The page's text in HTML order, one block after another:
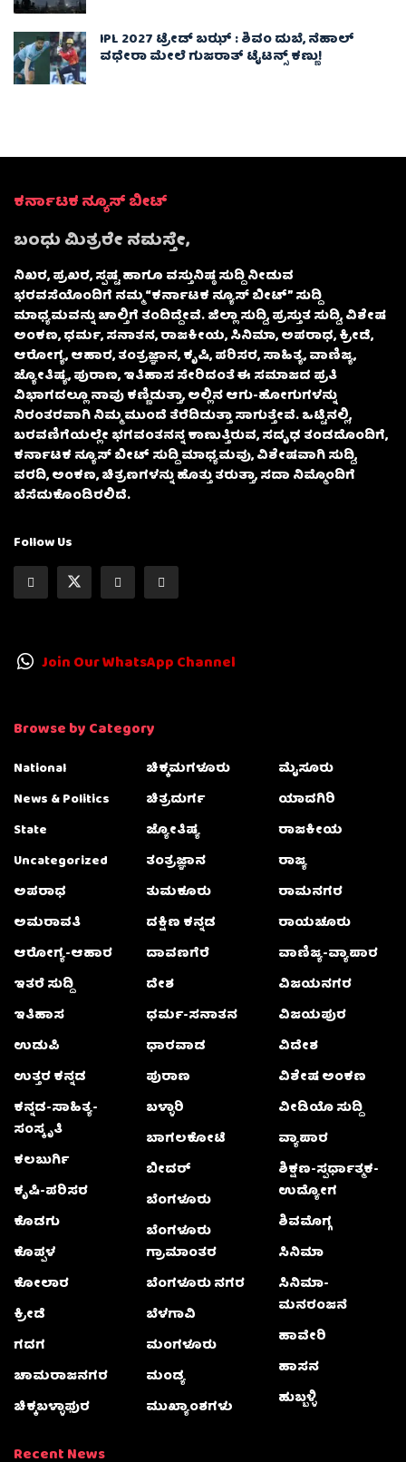
IPL 2027 ಟ್ರೇಡ್‌ ಬಝ್ : ಶಿವಂ ದುಬೆ, ನೆಹಾಲ್
ವಧೇರಾ ಮೇಲೆ ಗುಜರಾತ್ ಟೈಟನ್ಸ್ ಕಣ್ಣು!
ಕರ್ನಾಟಕ ನ್ಯೂಸ್ ಬೀಟ್
ಬಂಧು ಮಿತ್ರರೇ ನಮಸ್ತೇ,
ನಿಖರ, ಪ್ರಖರ, ಸ್ಪಷ್ಟ ಹಾಗೂ ವಸ್ತುನಿಷ್ಠ ಸುದ್ದಿ ನೀಡುವ
ಭರವಸೆಯೊಂದಿಗೆ ನಮ್ಮ “ಕರ್ನಾಟಕ ನ್ಯೂಸ್ ಬೀಟ್” ಸುದ್ದಿ
ಮಾಧ್ಯಮವನ್ನು ಚಾಲ್ತಿಗೆ ತಂದಿದ್ದೇವೆ. ಜಿಲ್ಲಾ ಸುದ್ದಿ, ಪ್ರಸ್ತುತ ಸುದ್ದಿ, ವಿಶೇಷ
ಅಂಕಣ, ಧರ್ಮ, ಸನಾತನ, ರಾಜಕೀಯ, ಸಿನಿಮಾ, ಅಪರಾಧ, ಕ್ರೀಡೆ,
ಆರೋಗ್ಯ, ಆಹಾರ, ತಂತ್ರಜ್ಞಾನ, ಕೃಷಿ, ಪರಿಸರ, ಸಾಹಿತ್ಯ, ವಾಣಿಜ್ಯ,
ಜ್ಯೋತಿಷ್ಯ, ಪುರಾಣ, ಇತಿಹಾಸ ಸೇರಿದಂತೆ ಈ ಸಮಾಜದ ಪ್ರತಿ
ವಿಭಾಗದಲ್ಲೂ ನಾವು ಕಣ್ಣಿಡುತ್ತಾ, ಅಲ್ಲಿನ ಆಗು-ಹೋಗುಗಳನ್ನು
ನಿರಂತರವಾಗಿ ನಿಮ್ಮ ಮುಂದೆ ತೆರೆದಿಡುತ್ತಾ ಸಾಗುತ್ತೇವೆ. ಒಟ್ಟಿನಲ್ಲಿ,
ಬರವಣಿಗೆಯಲ್ಲೇ ಭಗವಂತನನ್ನ ಕಾಣುತ್ತಿರುವ, ಸದೃಢ ತಂಡದೊಂದಿಗೆ,
ಕರ್ನಾಟಕ ನ್ಯೂಸ್ ಬೀಟ್ ಸುದ್ದಿ ಮಾಧ್ಯಮವು, ವಿಶೇಷವಾಗಿ ಸುದ್ದಿ,
ವರದಿ, ಅಂಕಣ, ಚಿತ್ರಣಗಳನ್ನು ಹೊತ್ತು ತರುತ್ತಾ, ಸದಾ ನಿಮ್ಮೊಂದಿಗೆ
ಬೆಸೆದುಕೊಂಡಿರಲಿದೆ.
Follow Us
Join Our WhatsApp Channel
Browse by Category
National
News & Politics
State
Uncategorized
ಅಪರಾಧ
ಅಮರಾವತಿ
ಆರೋಗ್ಯ-ಆಹಾರ
ಇತರೆ ಸುದ್ದಿ
ಇತಿಹಾಸ
ಉಡುಪಿ
ಉತ್ತರ ಕನ್ನಡ
ಕನ್ನಡ-ಸಾಹಿತ್ಯ-
ಸಂಸ್ಕೃತಿ
ಕಲಬುರ್ಗಿ
ಕೃಷಿ-ಪರಿಸರ
ಕೊಡಗು
ಕೊಪ್ಪಳ
ಕೋಲಾರ
ಕ್ರೀಡೆ
ಗದಗ
ಚಾಮರಾಜನಗರ
ಚಿಕ್ಕಬಳ್ಳಾಫುರ
ಚಿಕ್ಕಮಗಳೂರು
ಚಿತ್ರದುರ್ಗ
ಜ್ಯೋತಿಷ್ಯ
ತಂತ್ರಜ್ಞಾನ
ತುಮಕೂರು
ದಕ್ಷಿಣ ಕನ್ನಡ
ದಾವಣಗೆರೆ
ದೇಶ
ಧರ್ಮ-ಸನಾತನ
ಧಾರವಾಡ
ಪುರಾಣ
ಬಳ್ಳಾರಿ
ಬಾಗಲಕೋಟೆ
ಬೀದರ್
ಬೆಂಗಳೂರು
ಬೆಂಗಳೂರು
ಗ್ರಾಮಾಂತರ
ಬೆಂಗಳೂರು ನಗರ
ಬೆಳಗಾವಿ
ಮಂಗಳೂರು
ಮಂಡ್ಯ
ಮುಖ್ಯಾಂಶಗಳು
ಮೈಸೂರು
ಯಾದಗಿರಿ
ರಾಜಕೀಯ
ರಾಜ್ಯ
ರಾಮನಗರ
ರಾಯಚೂರು
ವಾಣಿಜ್ಯ-ವ್ಯಾಪಾರ
ವಿಜಯನಗರ
ವಿಜಯಪುರ
ವಿದೇಶ
ವಿಶೇಷ ಅಂಕಣ
ವೀಡಿಯೊ ಸುದ್ದಿ
ವ್ಯಾಪಾರ
ಶಿಕ್ಷಣ-ಸ್ಪರ್ಧಾತ್ಮಕ-
ಉದ್ಯೋಗ
ಶಿವಮೊಗ್ಗ
ಸಿನಿಮಾ
ಸಿನಿಮಾ-
ಮನರಂಜನೆ
ಹಾವೇರಿ
ಹಾಸನ
ಹುಬ್ಬಳ್ಳಿ
Recent News